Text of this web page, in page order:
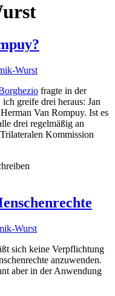
Wurst
fragte in der
greife drei heraus: Jan
Van Rompuy. Ist es
drei regelmäßig an
Kommission
Wurst
sich keine Verpflichtung
anzuwenden.
aber in der Anwendung